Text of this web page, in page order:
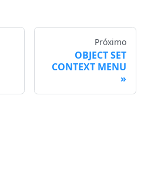
Próximo
OBJECT SET
CONTEXT MENU